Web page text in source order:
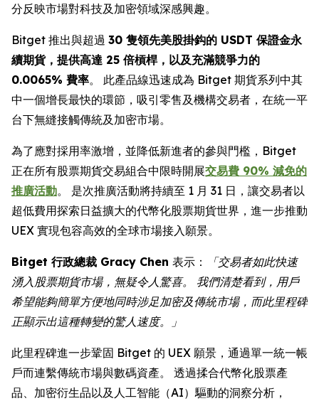
分反映市場對科技及加密領域深感興趣。
Bitget 推出與超過 30 隻領先美股掛鈎的 USDT 保證金永
續期貨，提供高達 25 倍槓桿，以及充滿競爭力的
0.0065% 費率。 此產品線迅速成為 Bitget 期貨系列中其
中一個增長最快的環節，吸引零售及機構交易者，在統一平
台下無縫接觸傳統及加密市場。
為了應對採用率激增，並降低新進者的參與門檻，Bitget
正在所有股票期貨交易組合中限時開展交易費 90% 減免的
推廣活動。 是次推廣活動將持續至 1 月 31 日，讓交易者以
超低費用探索日益擴大的代幣化股票期貨世界，進一步推動
UEX 實現包容高效的全球市場接入願景。
Bitget 行政總裁 Gracy Chen 表示：
「交易者如此快速
湧入股票期貨市場，無疑令人驚喜。 我們清楚看到，用戶
希望能夠簡單方便地同時涉足加密及傳統市場，而此里程碑
正顯示出這種轉變的驚人速度。」
此里程碑進一步鞏固 Bitget 的 UEX 願景，通過單一統一帳
戶而連繫傳統市場與數碼資產。 透過揉合代幣化股票產
品、加密衍生品以及人工智能（AI）驅動的洞察分析，